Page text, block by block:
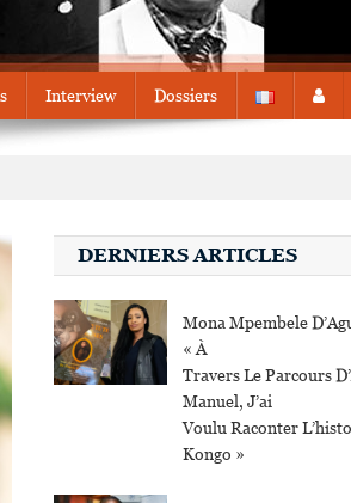
Interview Dossiers
DERNIERS ARTICLES
Mona Mpembele
« À
Travers Le Parcours
Manuel, J’ai
Voulu Raconter
Kongo »